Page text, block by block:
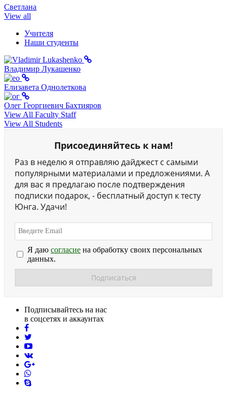
Светлана
View all
Учителя
Наши студенты
Владимир Лукашенко
Елизавета Однолеткова
Олег Георгиевич Бахтияров
View All Faculty Staff
View All Students
Присоединяйтесь к нам!
Раз в неделю я отправляю дайджест с самыми
популярными материалами и предложениями. А
для вас я предлагаю после подтверждения
подписки подарок, - бесплатный доступ к тесту
Юнга. Удачи!
Я даю согласие на обработку своих персональных
данных.
Подписывайтесь на нас
в соцсетях и аккаунтах
facebook
youtube
vk
skype